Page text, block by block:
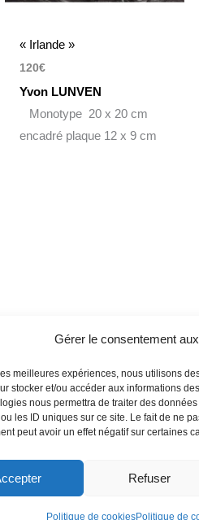
Gérer le consentement
meilleures expériences, nous utilisons
stocker et/ou accéder aux informations
nous permettra de traiter des
les ID uniques sur ce site. Le fait de ne
peut avoir un effet négatif sur certaines
Refuser
Politique de cookiesPolitique de
« Irlande »
120€
Yvon LUNVEN
Monotype 20 x 20 cm
encadré plaque 12 x 9 cm
passe perdu Newsletter